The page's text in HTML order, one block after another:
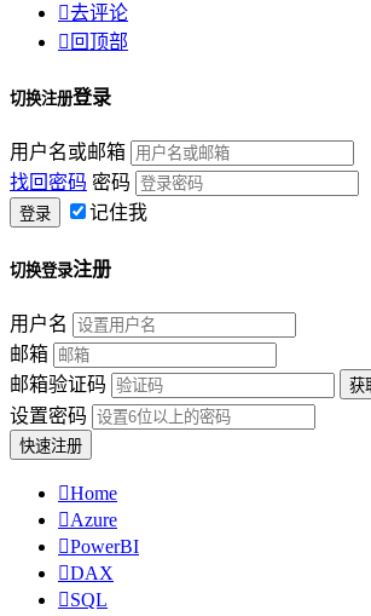
去评论
 回顶部
切换注册登录
用户名或邮箱
找回密码 密码
记住我
切换登录注册
用户名
邮箱
邮箱验证码
设置密码
Home
Azure
PowerBI
DAX
SQL